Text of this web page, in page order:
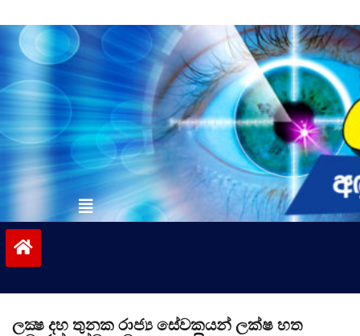
to
contentvinivida.lk
ලක්‍ෂ දහ තුනක රාජ්‍ය සේවකයන් ලක්ෂ හත